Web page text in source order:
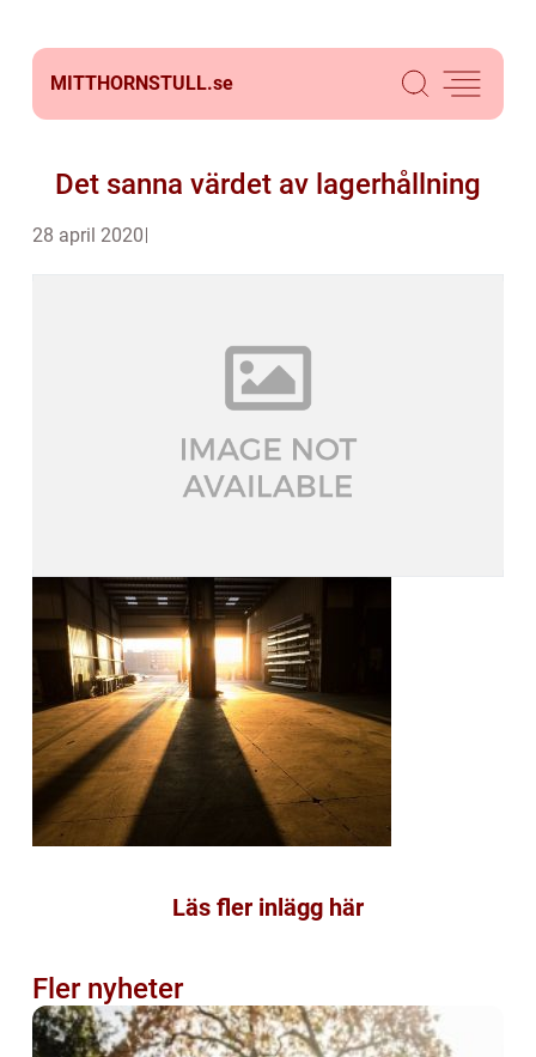
MITTHORNSTULL.se
Det sanna värdet av lagerhållning
28 april 2020
Läs fler inlägg här
Fler nyheter